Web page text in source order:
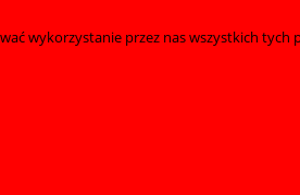
O nas
wykorzystanie przez nas wszystkich tych